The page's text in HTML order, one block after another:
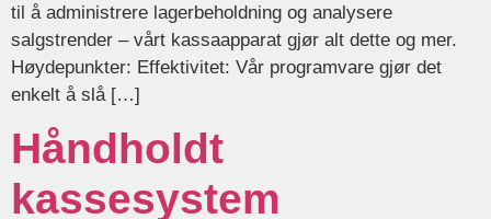
til å administrere lagerbeholdning og analysere
salgstrender – vårt kassaapparat gjør alt dette og mer.
Høydepunkter: Effektivitet: Vår programvare gjør det
enkelt å slå […]
Håndholdt
kassesystem